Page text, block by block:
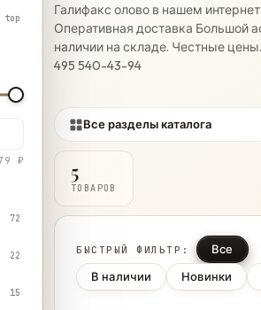
Галифакс олово в нашем
Оперативная доставка Большой
наличии на складе. Честные
495 540-43-94
Все разделы каталога
5
ТОВАРОВ
БЫСТРЫЙ ФИЛЬТР:
Все
В наличии
Новинки
top
₽
72
22
15